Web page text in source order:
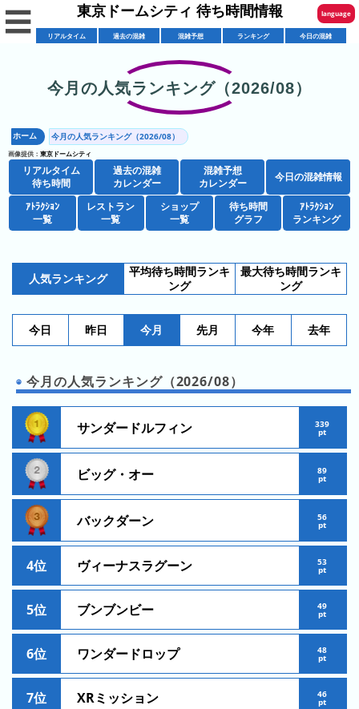
ア
ル
タ
イ
ム
待
時
間
混
雑
カ
レ
ン
ー
混
雑
予
カ
レ
ン
ダ
ー
レ
ト
ラ
ン
一
覧
ョ
ッ
プ
一
ア
ト
ラ
ク
シ
ョ
ン
一
覧
攻
略
イ
ド
東
京
ー
ム
シ
テ
ィ
と
は
ラ
ン
キ
ン
グ
今
の
ラ
ン
キ
ン
English
한국어
ภาษาไทย
日本語
☰ 東京ドームシティ 待ち時間情報 language
リアルタイム 過去の混雑 混雑予想 ランキング 今日の混雑
今月の人気ランキング（2026/08）
ホーム 今月の人気ランキング（2026/08）
画像提供： 東京ドームシティ
リアルタイム
待ち時間
過去の混雑
カレンダー
混雑予想
カレンダー
今日の混雑情報
ｱﾄﾗｸｼｮﾝ
一覧
レストラン
一覧
ショップ
一覧
待ち時間
グラフ
ｱﾄﾗｸｼｮﾝ
ランキング
人気ランキング
平均待ち時間ランキ
ング
最大待ち時間ランキ
ング
今日 昨日 今月 先月 今年 去年
今月の人気ランキング（2026/08）
サンダードルフィン 339
pt
ビッグ・オー 89
pt
バックダーン 56
pt
4位 ヴィーナスラグーン 53
pt
5位 ブンブンビー 49
pt
6位 ワンダードロップ 48
pt
7位 XRミッション 46
pt